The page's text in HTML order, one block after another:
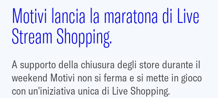
Motivi lancia la maratona di Live
Stream Shopping.
A supporto della chiusura degli store durante il
weekend Motivi non si ferma e si mette in gioco
con un'iniziativa unica di Live Shopping.